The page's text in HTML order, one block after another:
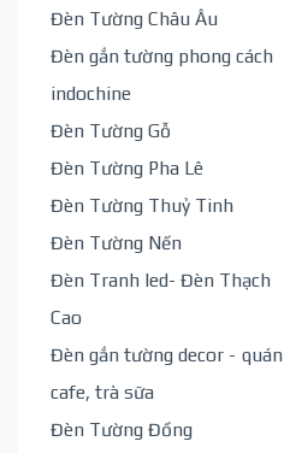
Đèn Tường Châu Âu
Đèn gắn tường phong cách
indochine
Đèn Tường Gỗ
Đèn Tường Pha Lê
Đèn Tường Thuỷ Tinh
Đèn Tường Nến
Đèn Tranh led- Đèn Thạch
Cao
Đèn gắn tường decor - quán
cafe, trà sữa
Đèn Tường Đồng